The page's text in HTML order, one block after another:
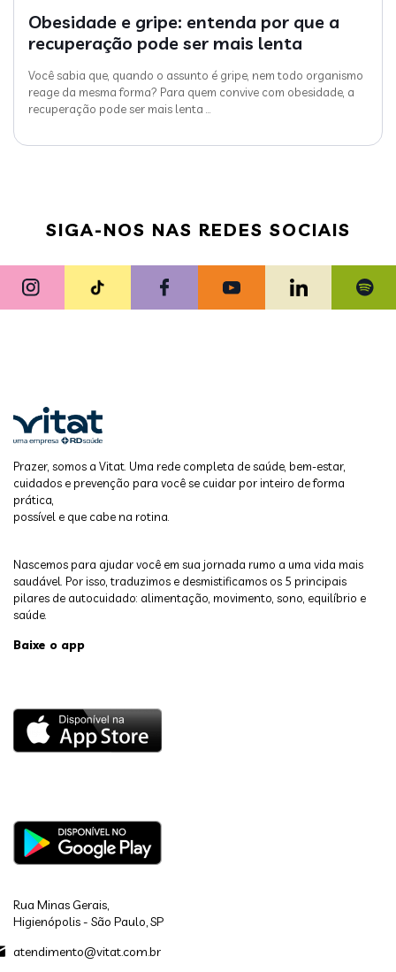
Obesidade e gripe: entenda por que a
recuperação pode ser mais lenta
Você sabia que, quando o assunto é gripe, nem todo organismo
reage da mesma forma? Para quem convive com obesidade, a
recuperação pode ser mais lenta …
SIGA-NOS NAS REDES SOCIAIS
Prazer, somos a Vitat. Uma rede completa de saúde, bem-estar,
cuidados e prevenção para você se cuidar por inteiro de forma
prática,
possível e que cabe na rotina.
Nascemos para ajudar você em sua jornada rumo a uma vida mais
saudável. Por isso, traduzimos e desmistificamos os 5 principais
pilares de autocuidado: alimentação, movimento, sono, equilíbrio e
saúde.
Baixe o app
Rua Minas Gerais,
Higienópolis - São Paulo, SP
atendimento@vitat.com.br